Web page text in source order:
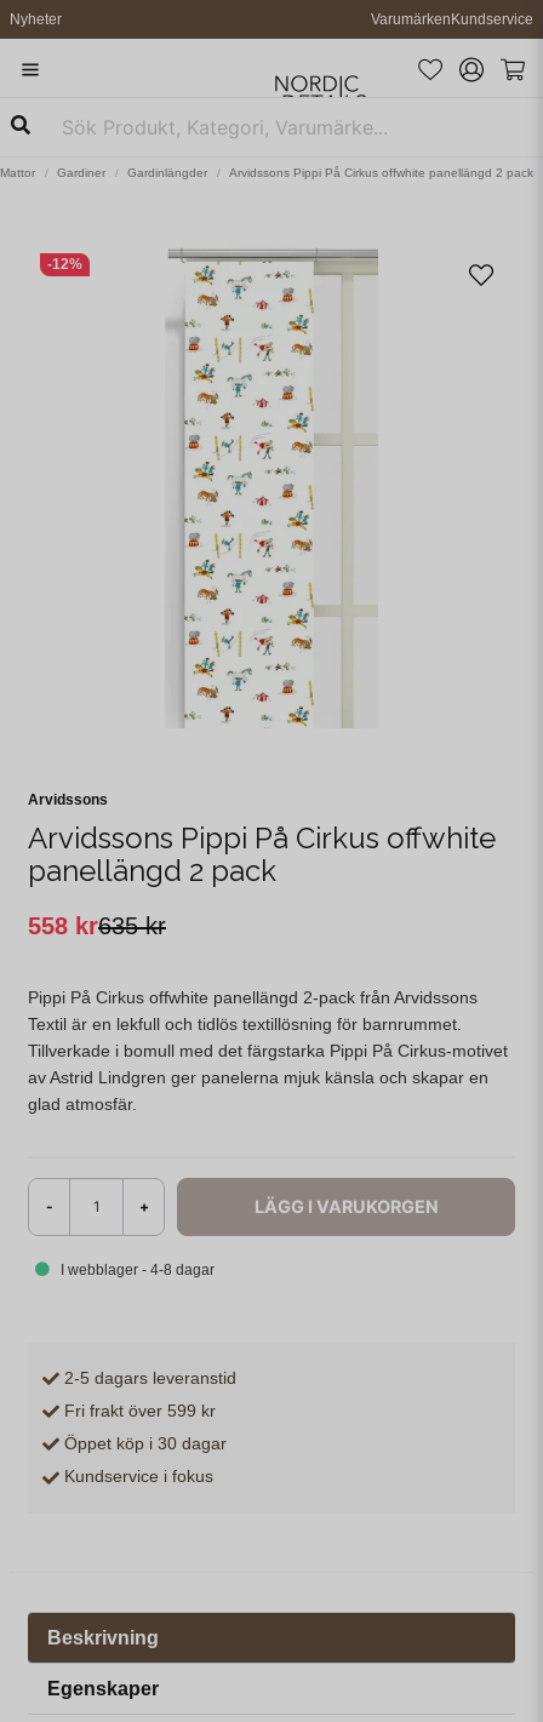
Nyheter VarumärkenKundservice
Gardiner Gardinlängder Arvidssons Pippi På Cirkus offwhite panellängd 2 pack
-12%
Arvidssons
Arvidssons Pippi På Cirkus offwhite
panellängd 2 pack
635 kr
558 kr
Pippi På Cirkus offwhite panellängd 2-pack från Arvidssons
Textil är en lekfull och tidlös textillösning för barnrummet.
Tillverkade i bomull med det färgstarka Pippi På Cirkus-motivet
av Astrid Lindgren ger panelerna mjuk känsla och skapar en
glad atmosfär.
- + LÄGG I VARUKORGEN
I webblager - 4-8 dagar
2-5 dagars leveranstid
Fri frakt över 599 kr
Öppet köp i 30 dagar
Kundservice i fokus
Beskrivning
Egenskaper